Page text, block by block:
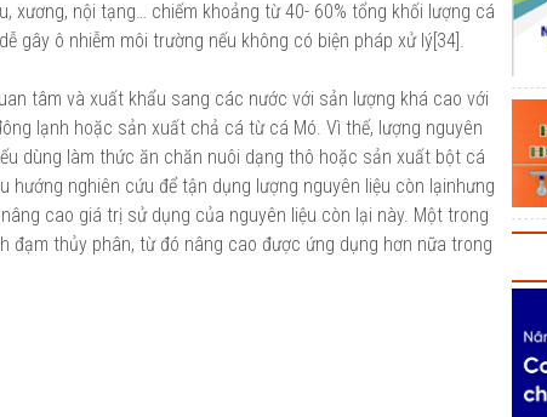
xương, nội tạng… chiếm khoảng từ 40- 60% tổng khối lượng cá
gây ô nhiễm môi trường nếu không có biện pháp xử lý[34].
tâm và xuất khẩu sang các nước với sản lượng khá cao với
lạnh hoặc sản xuất chả cá từ cá Mó. Vì thế, lượng nguyên
dùng làm thức ăn chăn nuôi dạng thô hoặc sản xuất bột cá
nghiên cứu để tận dụng lượng nguyên liệu còn lạinhưng
cao giá trị sử dụng của nguyên liệu còn lại này. Một trong
thủy phân, từ đó nâng cao được ứng dụng hơn nữa trong